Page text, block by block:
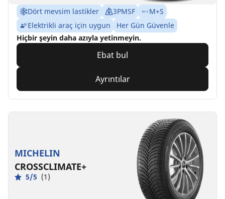
Dört mevsim lastikler 3PMSF
M+S
Elektrikli araç için uygun
Her Gün Güvenle
Hiçbir şeyin daha azıyla yetinmeyin.
Ebat bul
Ayrıntılar
MICHELIN
CROSSCLIMATE+
5/5 (1)